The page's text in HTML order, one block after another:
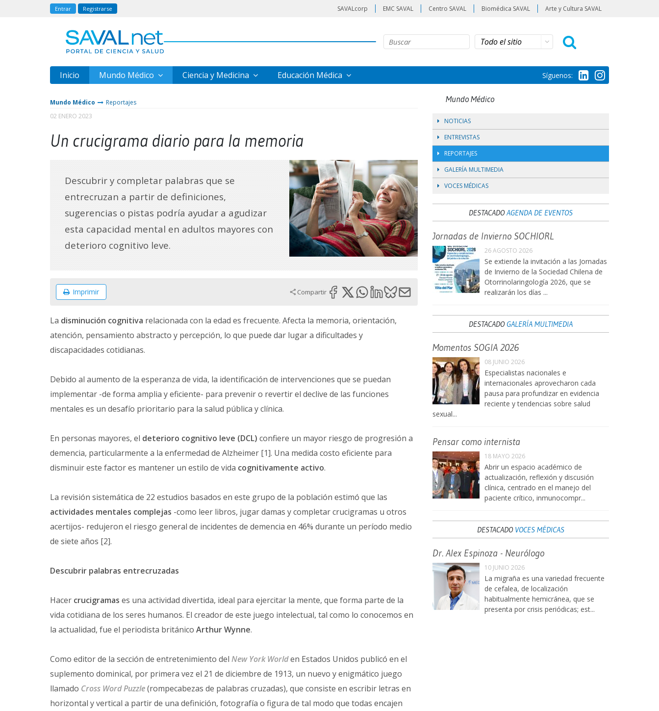
Entrar Registrarse SAVALcorp EMC SAVAL Centro SAVAL Biomédica SAVAL Arte y Cultura SAVAL
Inicio Mundo Médico Ciencia y Medicina Educación Médica Síguenos:
Mundo Médico
Reportajes
02 ENERO 2023
Un crucigrama diario para la memoria
Descubrir y completar palabras que se
entrecruzan a partir de definiciones,
sugerencias o pistas podría ayudar a agudizar
esta capacidad mental en adultos mayores con
deterioro cognitivo leve.
Imprimir Compartir
La disminución cognitiva relacionada con la edad es frecuente. Afecta la memoria, orientación,
atención, pensamiento abstracto y percepción, lo que puede dar lugar a dificultades y
discapacidades cotidianas.
Debido al aumento de la esperanza de vida, la identificación de intervenciones que se puedan
implementar -de forma amplia y eficiente- para prevenir o revertir el declive de las funciones
mentales es un desafío prioritario para la salud pública y clínica.
En personas mayores, el deterioro cognitivo leve (DCL) confiere un mayor riesgo de progresión a
demencia, particularmente a la enfermedad de Alzheimer [1]. Una medida costo eficiente para
disminuir este factor es mantener un estilo de vida cognitivamente activo.
La revisión sistemática de 22 estudios basados en este grupo de la población estimó que las
actividades mentales complejas -como leer libros, jugar damas y completar crucigramas u otros
acertijos- redujeron el riesgo general de incidentes de demencia en 46% durante un período medio
de siete años [2].
Descubrir palabras entrecruzadas
Hacer crucigramas es una actividad divertida, ideal para ejercitar la mente, que forma parte de la
vida cotidiana de los seres humanos. El creador de este juego intelectual, tal como lo conocemos en
la actualidad, fue el periodista británico Arthur Wynne.
Como editor de la sección de entretenimiento del New York Worlden Estados Unidos publicó en el
suplemento dominical, por primera vez el 21 de diciembre de 1913, un nuevo y enigmático juego
llamado Cross Word Puzzle(rompecabezas de palabras cruzadas), que consiste en escribir letras en
horizontal y vertical a partir de una definición, fotografía o figura de tal modo que todas encajen
Mundo Médico
NOTICIAS
ENTREVISTAS
REPORTAJES
GALERÍA MULTIMEDIA
VOCES MÉDICAS
DESTACADOAGENDA DE EVENTOS
Jornadas de Invierno SOCHIORL
26 AGOSTO 2026
Se extiende la invitación a las Jornadas
de Invierno de la Sociedad Chilena de
Otorrinolaringología 2026, que se
realizarán los días ...
DESTACADO GALERÍA MULTIMEDIA
Momentos SOGIA 2026
08 JUNIO 2026
Especialistas nacionales e
internacionales aprovecharon cada
pausa para profundizar en evidencia
reciente y tendencias sobre salud
sexual...
Pensar como internista
18 MAYO 2026
Abrir un espacio académico de
actualización, reflexión y discusión
clínica, centrado en el manejo del
paciente crítico, inmunocompr...
DESTACADO VOCES MÉDICAS
Dr. Alex Espinoza - Neurólogo
10 JUNIO 2026
La migraña es una variedad frecuente
de cefalea, de localización
habitualmente hemicránea, que se
presenta por crisis periódicas; est...